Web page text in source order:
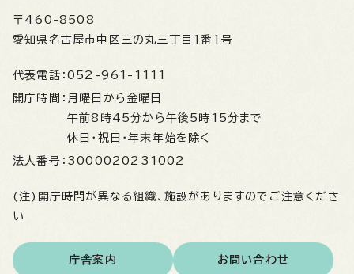
〒460-8508
愛知県名古屋市中区三の丸三丁目1番1号
代表電話： 052-961-1111
開庁時間： 月曜日から金曜日
午前8時45分から午後5時15分まで
休日・祝日・年末年始を除く
法人番号： 3000020231002
(注)開庁時間が異なる組織、施設がありますのでご注意くださ
い
庁舎案内 お問い合わせ